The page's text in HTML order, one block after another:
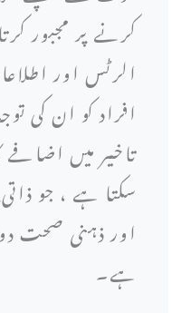
کرنے پر مجبور
الرٹس اور
افراد کو ان کی
تاخیر میں اضافے
سکتا ہے ، جو
اور ذہنی صحت
ہے۔